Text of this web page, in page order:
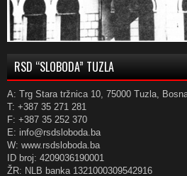
RSD “SLOBODA” TUZLA
A: Trg Stara tržnica 10, 75000 Tuzla,
T: +387 35 271 281
F: +387 35 252 370
E: info@rsdsloboda.ba
W: www.rsdsloboda.ba
ID broj: 4209036190001
ŽR: NLB banka 1321000309542916